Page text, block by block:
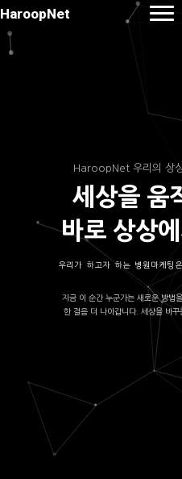
HaroopNet
HaroopNet 우리의 상
세상을 움
바로 상상
우리가 하고자 하는 병원마케팅
지금 이 순간 누군가는 새로운 방법
한 걸음 더 나아갑니다. 세상을 바꾸